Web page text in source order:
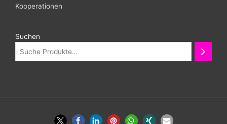
Kooperationen
Suchen